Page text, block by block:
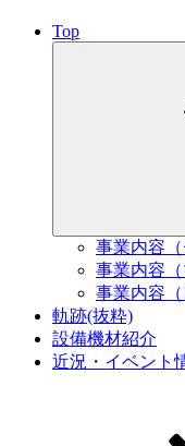
Top
事業内容
事業内容
事業内容（
軌跡(抜粋)
設備機材紹介
近況・イベント